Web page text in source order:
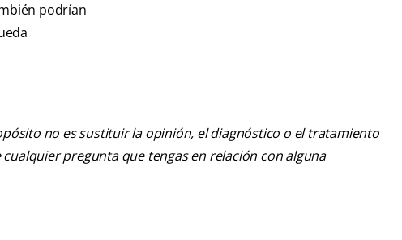
podrían
no es sustituir la opinión, el diagnóstico o el tratamiento
pregunta que tengas en relación con alguna